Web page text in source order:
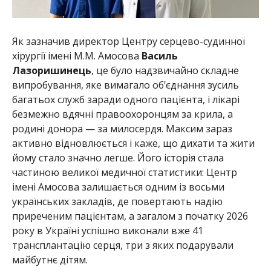
Як зазначив директор Центру серцево-судинної
хірургії імені М.М. Амосова Василь
Лазоришинець, це було надзвичайно складне
випробування, яке вимагало об’єднання зусиль
багатьох служб заради одного пацієнта, і лікарі
безмежно вдячні правоохоронцям за крила, а
родині донора — за милосердя. Максим зараз
активно відновлюється і каже, що дихати та жити
йому стало значно легше. Його історія стала
частиною великої медичної статистики: Центр
імені Амосова залишається одним із восьми
українських закладів, де повертають надію
приреченим пацієнтам, а загалом з початку 2026
року в Україні успішно виконали вже 41
трансплантацію серця, три з яких подарували
майбутнє дітям.